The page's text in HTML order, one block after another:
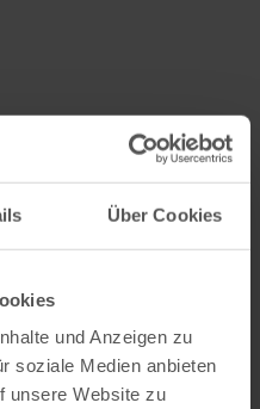
Über Cookies
und Anzeigen zu
soziale Medien anbieten
unsere Website zu